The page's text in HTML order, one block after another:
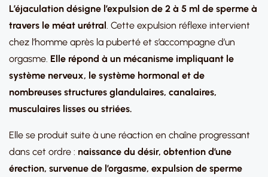
L’éjaculation désigne l’expulsion de 2 à 5 ml de sperme à
travers le méat urétral. Cette expulsion réflexe intervient
chez l’homme après la puberté et s’accompagne d’un
orgasme. Elle répond à un mécanisme impliquant le
système nerveux, le système hormonal et de
nombreuses structures glandulaires, canalaires,
musculaires lisses ou striées.
Elle se produit suite à une réaction en chaîne progressant
dans cet ordre : naissance du désir, obtention d’une
érection, survenue de l’orgasme, expulsion de sperme